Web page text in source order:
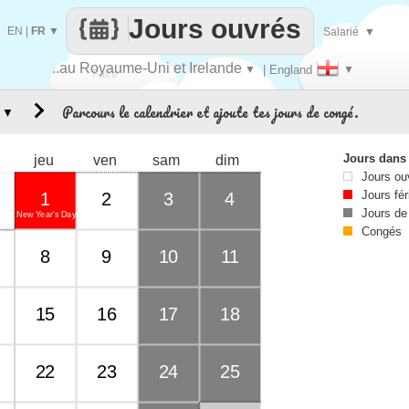
Faire
..au Royaume-Uni et Irelande ▼ | England ▼
Jours ouvrés
EN FR ▼ Salarié ▼
Parcours le calendrier et ajoute tes jours de congé.
jeu ven sam dim
New Year's Day
1 2 3 4
8 9 10 11
15 16 17 18
22 23 24 25
▼
Jours
Jours
Jours
Jours
Congés